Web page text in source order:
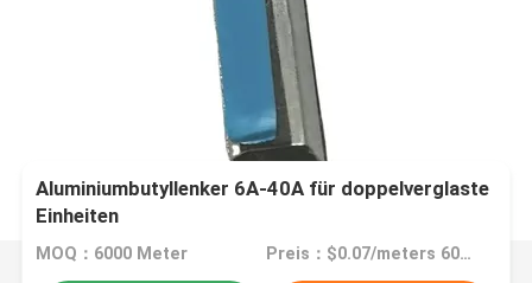
Aluminiumbutyllenker 6A-40A für doppelverglaste
Einheiten
MOQ：6000 Meter Preis：$0.07/meters 6000-119999 meters